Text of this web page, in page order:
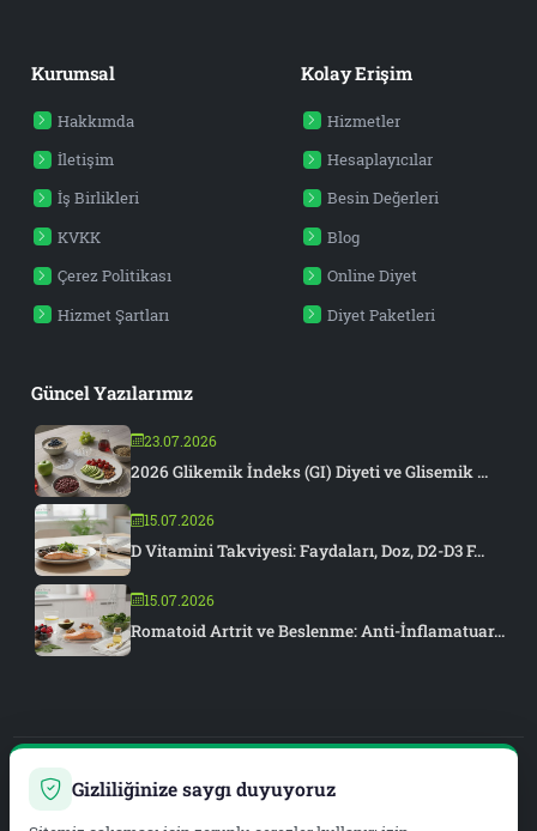
Kurumsal
Hakkımda
İletişim
İş Birlikleri
KVKK
Çerez Politikası
Hizmet Şartları
Kolay Erişim
Hizmetler
Hesaplayıcılar
Besin Değerleri
Blog
Online Diyet
Diyet Paketleri
Güncel Yazılarımız
23.07.2026
2026 Glikemik İndeks (GI) Diyeti ve Glisemik ...
15.07.2026
D Vitamini Takviyesi: Faydaları, Doz, D2-D3 F...
15.07.2026
Romatoid Artrit ve Beslenme: Anti-İnflamatuar...
Gizliliğinize saygı duyuyoruz